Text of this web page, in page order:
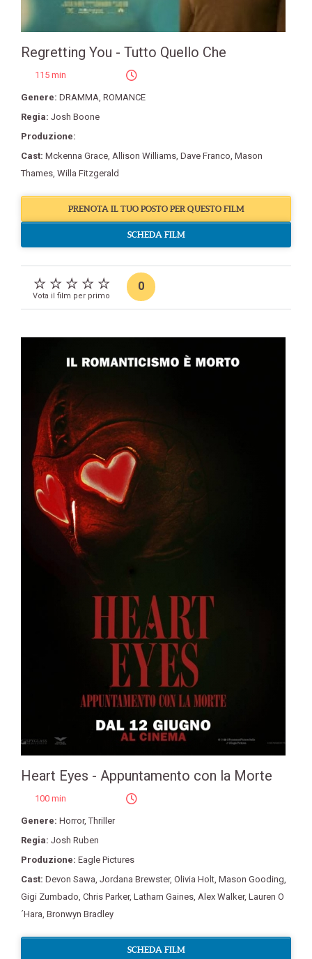
Regretting You - Tutto Quello Che
115 min
Genere: DRAMMA, ROMANCE
Regia: Josh Boone
Produzione:
Cast: Mckenna Grace, Allison Williams, Dave Franco, Mason
Thames, Willa Fitzgerald
PRENOTA IL TUO POSTO PER QUESTO FILM
SCHEDA FILM
Vota il film per primo
0
Heart Eyes - Appuntamento con la Morte
100 min
Genere: Horror,Thriller
Regia: Josh Ruben
Produzione: Eagle Pictures
Cast: Devon Sawa Jordana Brewster, Olivia Holt Mason Gooding
Gigi Zumbado Chris Parker, Latham Gaines Alex Walker, Lauren O
´Hara Bronwyn Bradley
SCHEDA FILM